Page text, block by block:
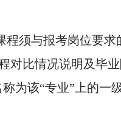
须与报考岗位要求
对比情况说明及毕
该“专业”上的一